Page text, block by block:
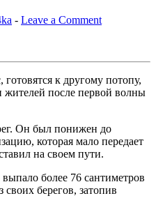
- Leave a Comment
к другому потопу,
жителей после первой волны
Он был понижен до
которая мало передает
на своем пути.
более 76 сантиметров
берегов, затопив